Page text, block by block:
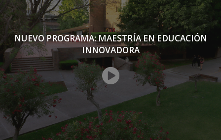
NUEVO PROGRAMA: MAESTRÍA EN EDUCACIÓN
INNOVADORA